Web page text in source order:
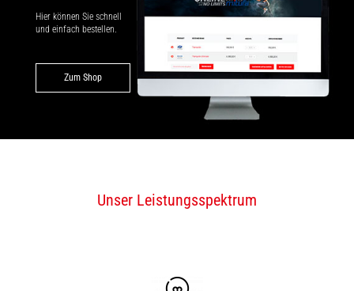
Hier können Sie schnell
und einfach bestellen.
Zum Shop
Unser Leistungsspektrum